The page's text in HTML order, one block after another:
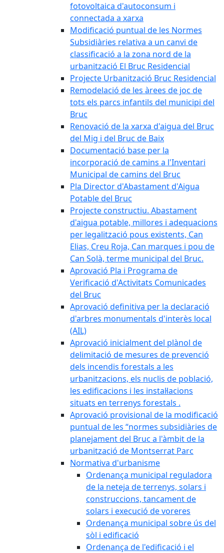
fotovoltaica d'autoconsum i
connectada a xarxa
Modificació puntual de les Normes
Subsidiàries relativa a un canvi de
classificació a la zona nord de la
urbanització El Bruc Residencial
Projecte Urbanització Bruc Residencial
Remodelació de les àrees de joc de
tots els parcs infantils del municipi del
Bruc
Renovació de la xarxa d'aigua del Bruc
del Mig i del Bruc de Baix
Documentació base per la
incorporació de camins a l'Inventari
Municipal de camins del Bruc
Pla Director d'Abastament d'Aigua
Potable del Bruc
Projecte constructiu. Abastament
d'aigua potable, millores i adequacions
per legalització pous existents, Can
Elias, Creu Roja, Can marques i pou de
Can Solà, terme municipal del Bruc.
Aprovació Pla i Programa de
Verificació d'Activitats Comunicades
del Bruc
Aprovació definitiva per la declaració
d'arbres monumentals d'interès local
(AIL)
Aprovació inicialment del plànol de
delimitació de mesures de prevenció
dels incendis forestals a les
urbanitzacions, els nuclis de població,
les edificacions i les instal·lacions
situats en terrenys forestals .
Aprovació provisional de la modificació
puntual de les “normes subsidiàries de
planejament del Bruc a l'àmbit de la
urbanització de Montserrat Parc
Normativa d'urbanisme
Ordenança municipal reguladora
de la neteja de terrenys, solars i
construccions, tancament de
solars i execució de voreres
Ordenança municipal sobre ús del
sòl i edificació
Ordenança de l'edificació i el